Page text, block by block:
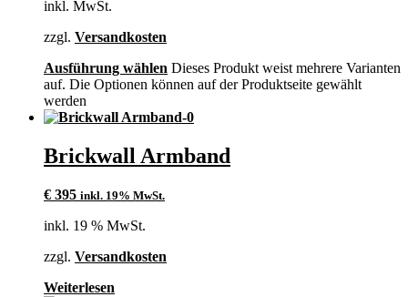
inkl. MwSt.
zzgl. Versandkosten
Ausführung wählen Dieses Produkt weist mehrere Varianten
auf. Die Optionen können auf der Produktseite gewählt
werden
Brickwall Armband
€ 395 inkl. 19% MwSt.
inkl. 19 % MwSt.
zzgl. Versandkosten
Weiterlesen